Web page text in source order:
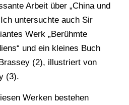
Arbeit über „China und
untersuchte auch Sir
Werk „Berühmte
und ein kleines Buch
(2), illustriert von
(3).
Werken bestehen